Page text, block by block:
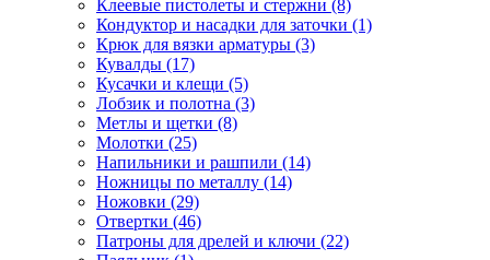
Клеевые пистолеты и стержни (8)
Кондуктор и насадки для заточки (1)
Крюк для вязки арматуры (3)
Кувалды (17)
Кусачки и клещи (5)
Лобзик и полотна (3)
Метлы и щетки (8)
Молотки (25)
Напильники и рашпили (14)
Ножницы по металлу (14)
Ножовки (29)
Отвертки (46)
Патроны для дрелей и ключи (22)